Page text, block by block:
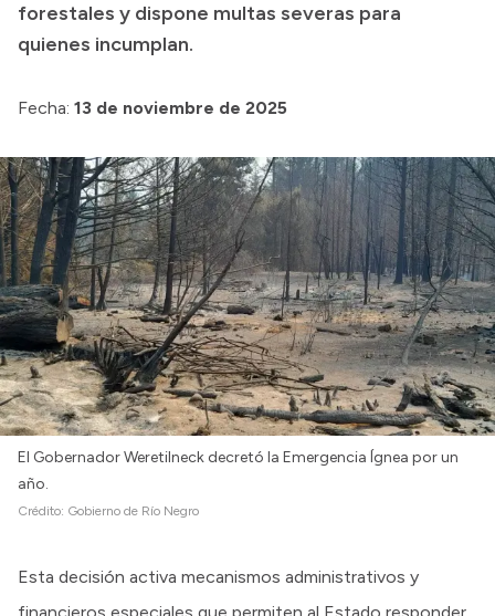
Consulta de pago a proveedores
Convocatorias
forestales y dispone multas severas para
quienes incumplan.
Fecha: 13 de noviembre de 2025
El Gobernador Weretilneck decretó la Emergencia Ígnea por un
año.
Crédito: Gobierno de Río Negro
Esta decisión activa mecanismos administrativos y
financieros especiales que permiten al Estado responder